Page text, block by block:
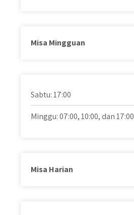
Misa Mingguan
Sabtu: 17:00
Minggu: 07:00, 10:00, dan 17:00
Misa Harian